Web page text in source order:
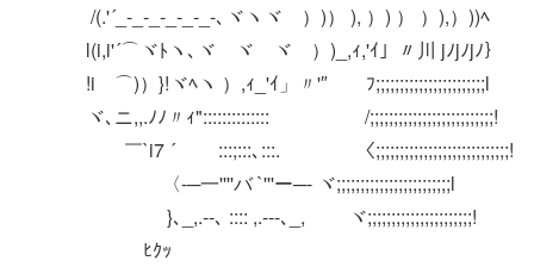
/(.'´_-_‐_‐_‐_-_-､ヾヽヾ ）)） ), ）) ） ）),）))ﾍ
l(i,i'´⌒ヾﾄヽ､ヾ ヾ ヾ ）)_,ｨ,'ｲ」〃川 jﾉjﾉjﾉ｝
!iゝ⌒)）}!ヾﾍヽ ）,ｨ_'ｲ」〃'″ ﾌ;;;;;;;;;;;;;;;;;;;;;;;l
ヾ､ニ,,.ﾉﾉ〃ｨ":::::::::::::: /;;;;;;;;;;;;;;;;;;;;;;;;;;!
￣`i7 ´ :::;:::､:::. 〈;;;;;;;;;;;;;;;;;;;;;;;;;;;;!
〈‐─一''''バ `'''ー─‐ ヾ;;;;;;;;;;;;;;;;;;;;;;;;l
}､_,.--､ :::: ,.-‐-､_, ヾ;;;;;;;;;;;;;;;;;;;;;;!
ﾋｸｯ